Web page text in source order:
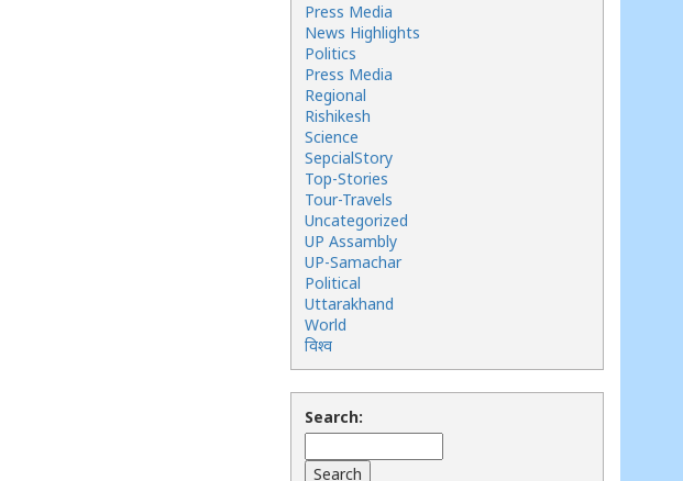
Press Media
News Highlights
Politics
Press Media
Regional
Rishikesh
Science
SepcialStory
Top-Stories
Tour-Travels
Uncategorized
UP Assambly
UP-Samachar
Political
Uttarakhand
World
विश्व
Search: